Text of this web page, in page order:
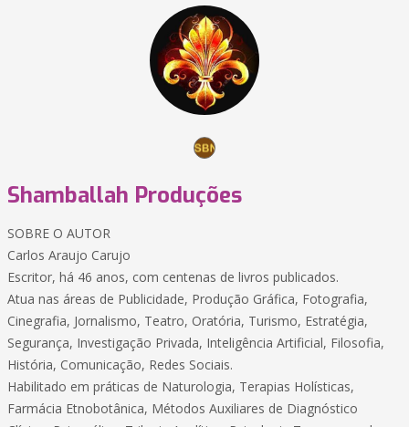
Shamballah Produções
SOBRE O AUTOR
Carlos Araujo Carujo
Escritor, há 46 anos, com centenas de livros publicados.
Atua nas áreas de Publicidade, Produção Gráfica, Fotografia,
Cinegrafia, Jornalismo, Teatro, Oratória, Turismo, Estratégia,
Segurança, Investigação Privada, Inteligência Artificial, Filosofia,
História, Comunicação, Redes Sociais.
Habilitado em práticas de Naturologia, Terapias Holísticas,
Farmácia Etnobotânica, Métodos Auxiliares de Diagnóstico